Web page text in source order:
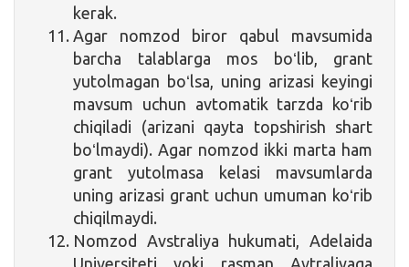
kerak.
Agar nomzod biror qabul mavsumida
barcha talablarga mos boʻlib, grant
yutolmagan boʻlsa, uning arizasi keyingi
mavsum uchun avtomatik tarzda koʻrib
chiqiladi (arizani qayta topshirish shart
boʻlmaydi). Agar nomzod ikki marta ham
grant yutolmasa kelasi mavsumlarda
uning arizasi grant uchun umuman koʻrib
chiqilmaydi.
Nomzod Avstraliya hukumati, Adelaida
Universiteti yoki rasman Avtraliyaga